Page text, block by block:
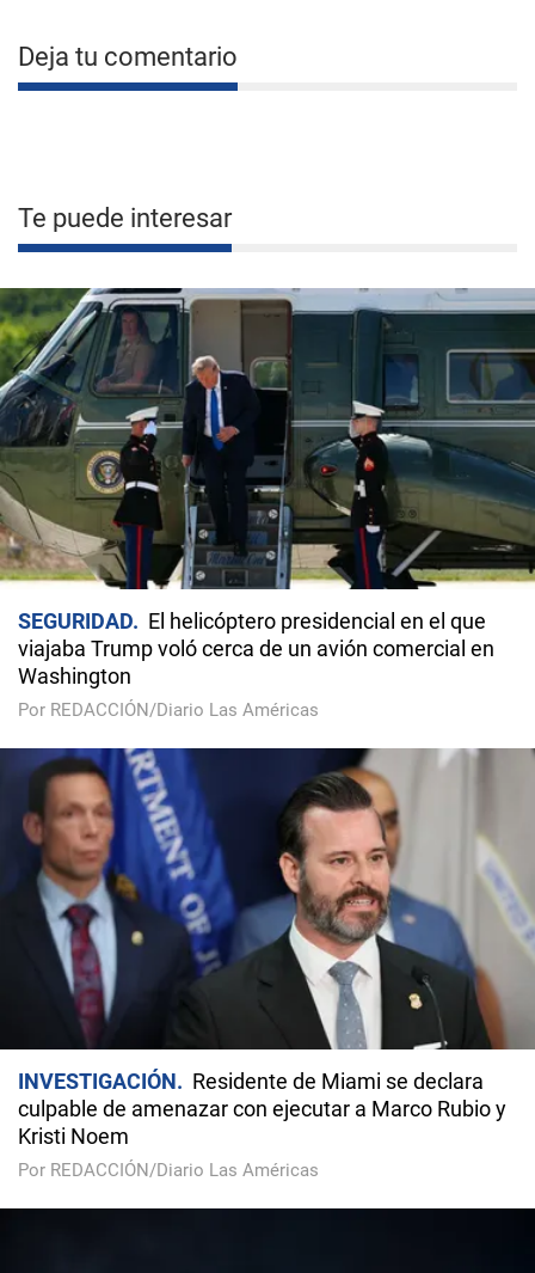
Deja tu comentario
Te puede interesar
SEGURIDAD
El helicóptero presidencial en el que
viajaba Trump voló cerca de un avión comercial en
Washington
Por REDACCIÓN/Diario Las Américas
INVESTIGACIÓN
Residente de Miami se declara
culpable de amenazar con ejecutar a Marco Rubio y
Kristi Noem
Por REDACCIÓN/Diario Las Américas